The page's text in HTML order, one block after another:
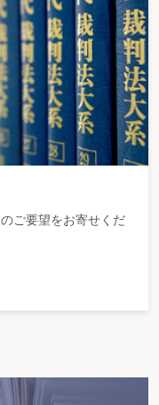
ご要望をお寄せくだ